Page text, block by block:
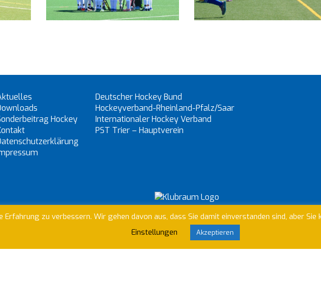
Hockey
Deutscher Hockey Bund
Hockeyverband-Rheinland-Pfalz/Saar
Internationaler Hockey Verband
PST Trier – Hauptverein
Wir nutzen Klubraum um unser Vereinsleben zu organisieren. Willst du
zu verbessern. Wir gehen davon aus, dass Sie damit einverstanden sind, aber Sie
Einstellungen
Akzeptieren